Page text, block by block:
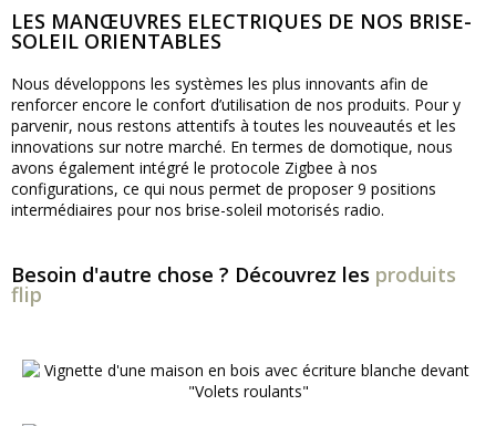
LES MANŒUVRES ELECTRIQUES DE NOS BRISE-
SOLEIL ORIENTABLES
Nous développons les systèmes les plus innovants afin de
renforcer encore le confort d’utilisation de nos produits. Pour y
parvenir, nous restons attentifs à toutes les nouveautés et les
innovations sur notre marché. En termes de domotique, nous
avons également intégré le protocole Zigbee à nos
configurations, ce qui nous permet de proposer 9 positions
intermédiaires pour nos brise-soleil motorisés radio.
Besoin d'autre chose ? Découvrez les produits
flip